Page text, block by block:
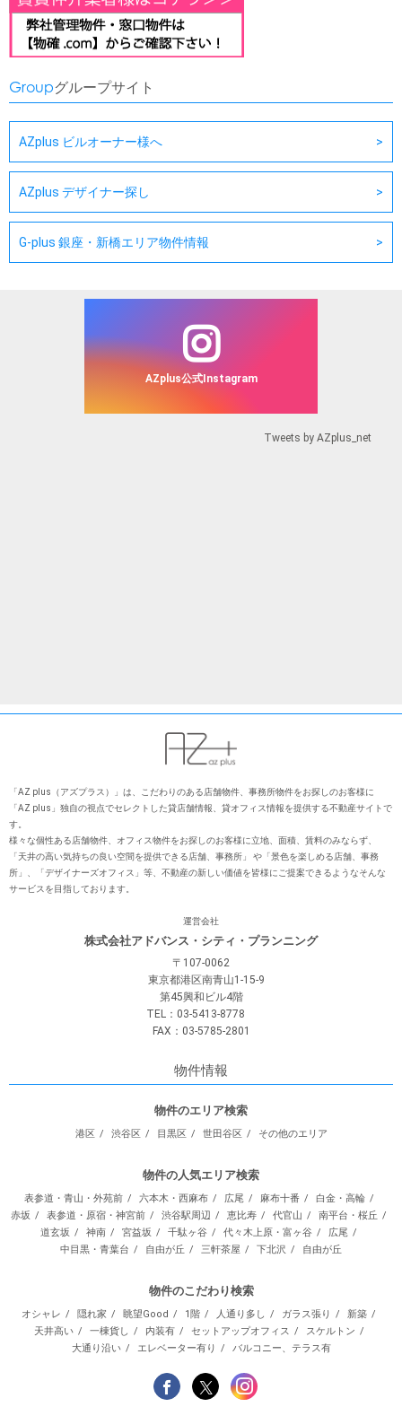
Groupグループサイト
AZplus ビルオーナー様へ
AZplus デザイナー探し
G-plus 銀座・新橋エリア物件情報
AZplus公式Instagram
Tweets by AZplus_net
「AZ plus（アズプラス）」は、こだわりのある店舗物件、事務所物件をお探しのお客様に
「AZ plus」独⾃の視点でセレクトした貸店舗情報、貸オフィス情報を提供する不動産サイトで
す。
様々な個性ある店舗物件、オフィス物件をお探しのお客様に⽴地、⾯積、賃料のみならず、
「天井の⾼い気持ちの良い空間を提供できる店舗、事務所」 や「景⾊を楽しめる店舗、事務
所」、「デザイナーズオフィス」等、不動産の新しい価値を皆様にご提案できるようなそんな
サービスを⽬指しております。
運営会社
株式会社アドバンス・シティ・プランニング
〒107-0062
東京都港区南青山1-15-9
第45興和ビル4階
TEL：03-5413-8778
FAX：03-5785-2801
物件情報
物件のエリア検索
港区 渋谷区 目黒区 世田谷区 その他のエリア
物件の人気エリア検索
表参道・青山・外苑前 六本木・西麻布 広尾 麻布十番
白金・高輪
赤坂
表参道・原宿・神宮前 渋谷駅周辺 恵比寿 代官山
南平台・桜丘
道玄坂
神南 宮益坂 千駄ヶ谷 代々木上原・富ヶ谷
広尾
中目黒・青葉台
自由が丘 三軒茶屋 下北沢 自由が丘
物件のこだわり検索
オシャレ 隠れ家 眺望Good 1階 人通り多し ガラス張り
新築
天井高い
一棟貨し 内装有 セットアップオフィス
スケルトン
大通り沿い
エレベーター有り バルコニー、テラス有